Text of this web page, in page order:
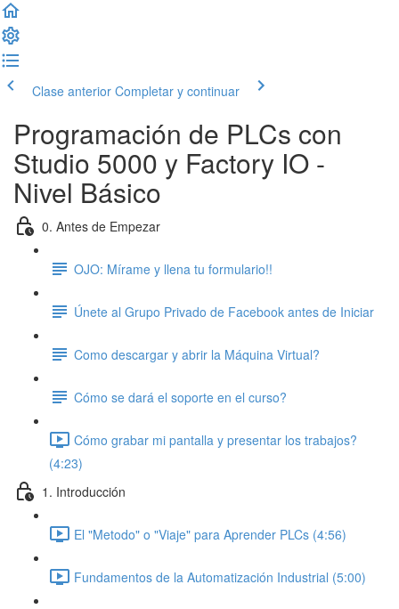
Clase anterior Completar y continuar
Programación de PLCs con
Studio 5000 y Factory IO -
Nivel Básico
0. Antes de Empezar
OJO: Mírame y llena tu formulario!!
Únete al Grupo Privado de Facebook antes de Iniciar
Como descargar y abrir la Máquina Virtual?
Cómo se dará el soporte en el curso?
Cómo grabar mi pantalla y presentar los trabajos?
(4:23)
1. Introducción
El "Metodo" o "Viaje" para Aprender PLCs (4:56)
Fundamentos de la Automatización Industrial (5:00)